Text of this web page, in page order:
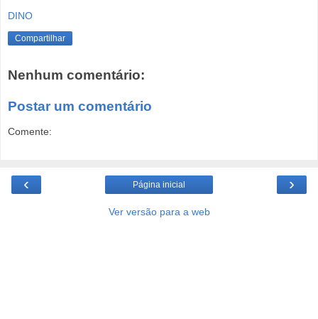
DINO
Compartilhar
Nenhum comentário:
Postar um comentário
Comente:
‹ ›
Página inicial
Ver versão para a web